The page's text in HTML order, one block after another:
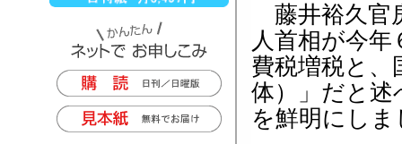
藤井裕久官
人首相が今
費税増税と、
体）」だと述
を鮮明にしま